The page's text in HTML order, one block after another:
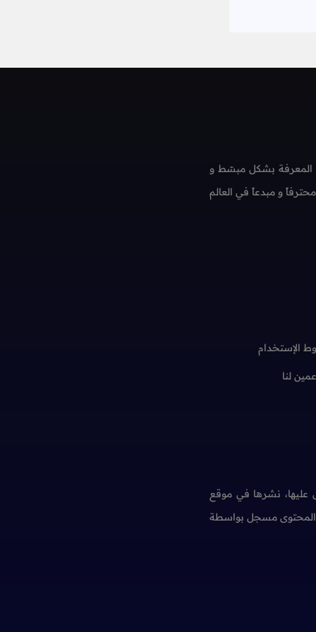
المعرفة بشكل مبسّط و
و مبدعاً في العالم
الإستخدام
لنا
نشرها في موقع
المحتوى مسجل بواسطة